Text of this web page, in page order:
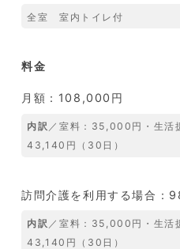
全室 室内トイレ付
料金
月額：108,000円
内訳 ／室料：35,000円・生活
43,140円（30日）
訪問介護を利用する場合：
内訳 ／室料：35,000円・生活
43,140円（30日）